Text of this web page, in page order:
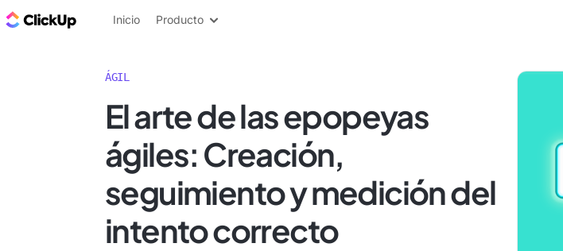
ClickUp Blog
Inicio Producto
ÁGIL
El arte de las epopeyas
ágiles: Creación,
seguimiento y medición del
intento correcto